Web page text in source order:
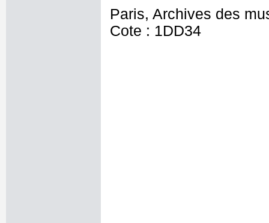
Paris, Archives des
Cote : 1DD34